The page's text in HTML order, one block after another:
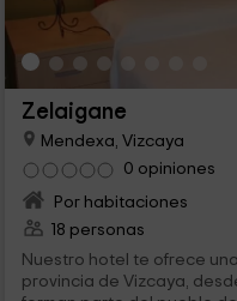
Zelaigane
Mendexa, Vizcaya
0 opiniones
Por habitaciones
18 personas
Nuestro hotel te ofrece
provincia de Vizcaya,